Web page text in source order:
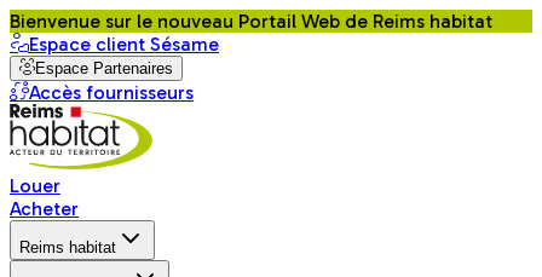
Bienvenue sur le nouveau Portail Web de Reims habitat
Espace client Sésame
Espace Partenaires
Accès fournisseurs
Louer
Acheter
Reims habitat